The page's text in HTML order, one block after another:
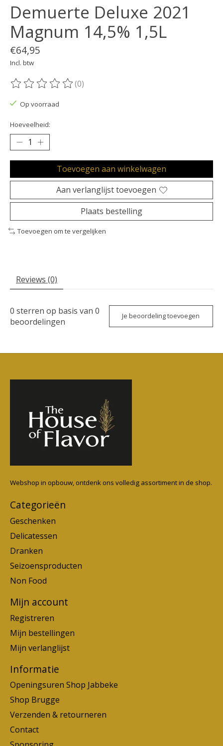
Demuerte Deluxe 2021
Magnum 14,5% 1,5L
€64,95
Incl. btw
De beoordeling van dit product is
(0)
Op voorraad
Hoeveelheid:
Toevoegen aan winkelwagen
Aan verlanglijst toevoegen
Plaats bestelling
Toevoegen om te vergelijken
Reviews (0)
0 sterren op basis van 0
beoordelingen
Je beoordeling toevoegen
Webshop in opbouw, ontdenk ons volledig assortiment in de shop.
Categorieën
Geschenken
Delicatessen
Dranken
Seizoensproducten
Non Food
Mijn account
Registreren
Mijn bestellingen
Mijn verlanglijst
Informatie
Openingsuren Shop Jabbeke
Shop Brugge
Verzenden & retourneren
Contact